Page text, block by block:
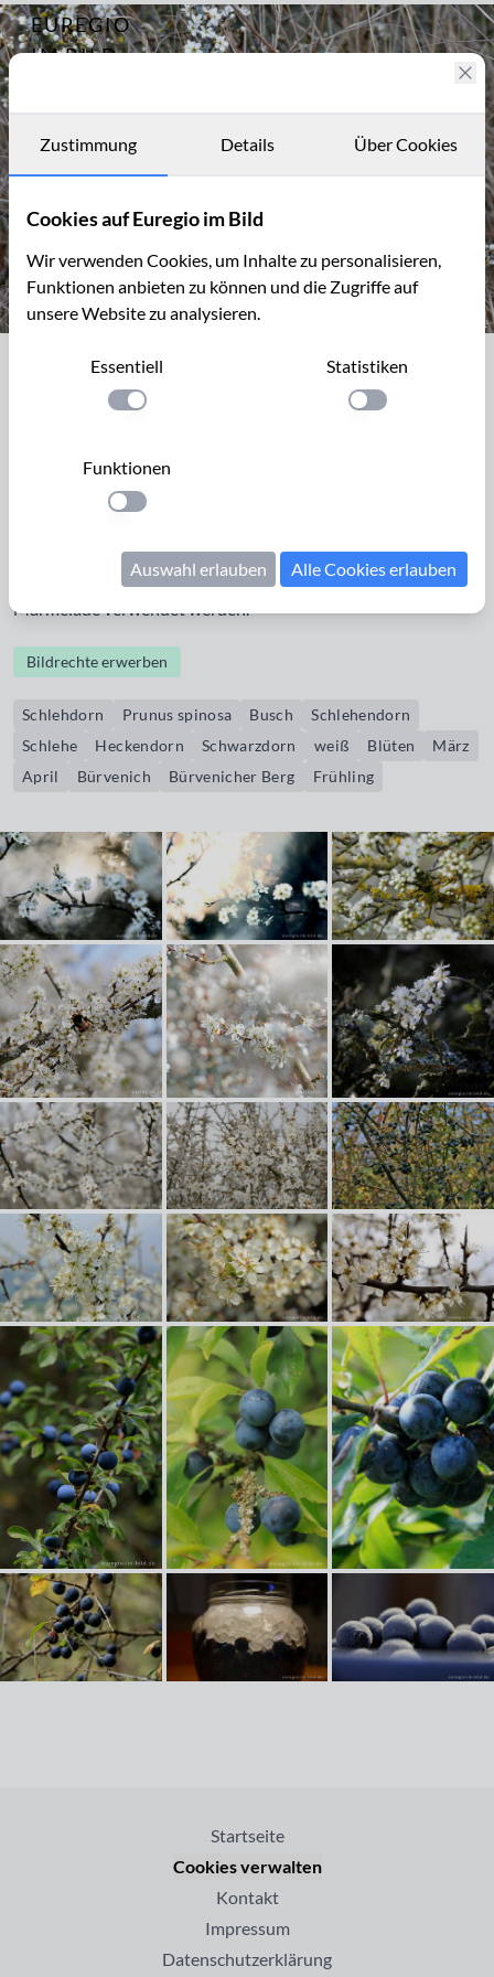
EUREGIO
IM BILD
Archiv
Kontakt
Archiv 11979
Schlehenblüte auf dem Bürvenicher
Waldrändern, entlang Wegen und an felsigen Hängen. Seine
weißen Blüten erscheinen im März / April vor den Blättern.
Die schwarz-blauen bereiften Früchte können für Likör oder
Marmelade verwendet werden.
Bildrechte erwerben
Schlehdorn Prunus spinosa Busch
Schlehendorn
Schlehe
Heckendorn Schwarzdorn weiß Blüten
März
April
Bürvenich Bürvenicher Berg Frühling
Startseite
Cookies verwalten
Kontakt
Impressum
Datenschutzerklärung
Zustimmung Details Über Cookies
Cookies auf Euregio im Bild
Wir verwenden Cookies, um Inhalte zu personalisieren,
Funktionen anbieten zu können und die Zugriffe auf
unsere Website zu analysieren.
Essentiell
Einstellung anwenden
Statistiken
Einstellung
Funktionen
Einstellung anwenden
Auswahl erlauben Alle Cookies erlauben